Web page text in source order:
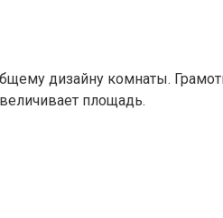
дизайну комнаты.
площадь.